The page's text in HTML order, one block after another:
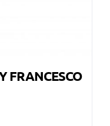
FRANCESCO